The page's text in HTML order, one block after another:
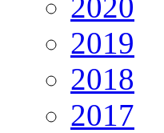
2020
2019
2018
2017